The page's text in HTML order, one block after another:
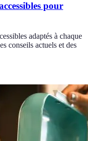
pour
adaptés à chaque
conseils actuels et des